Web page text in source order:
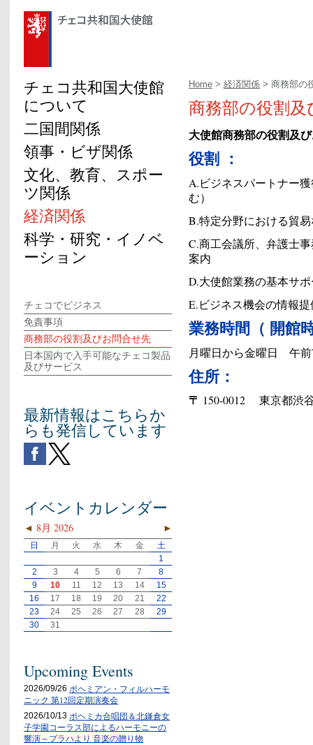
Home > 経済関係 > 商務部の
商務部の役割
大使館商務部の役割及
役割 ：
A.ビジネスパートナー
む）
B.特定分野における貿
C.商工会議所、弁護士
案内
D.大使館業務の基本サ
E.ビジネス機会の情報
業務時間（ 開館
月曜日から金曜日 午前
住所：
〒 150-0012 東京都渋
チェコ共和国大使館
について
二国間関係
領事・ビザ関係
文化、教育、スポー
ツ関係
経済関係
科学・研究・イノベ
ーション
チェコでビジネス
免責事項
商務部の役割及びお問合せ先
日本国内で入手可能なチェコ製品
及びサービス
最新情報はこちらか
らも発信しています
イベントカレンダー
◄ ►
8月 2026
日 月 火 水 木 金
土
1
2
3 4 5 6 7
8
9
10 11 12 13 14
15
16
17 18 19 20 21
22
23
24 25 26 27 28
29
30
31
Upcoming Events
2026/09/26 ボヘミアン・フィルハーモ
ニック 第12回定期演奏会
2026/10/13 ボヘミカ合唱団＆北鎌倉女
子学園コーラス部によるハーモニーの
響演～プラハより 音楽の贈り物